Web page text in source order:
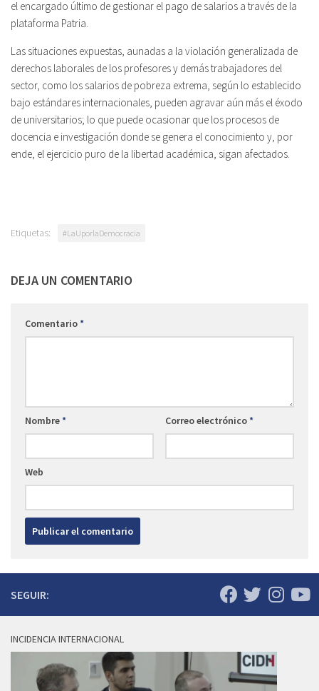
el encargado último de gestionar el pago de salarios a través de la
plataforma Patria.
Las situaciones expuestas, aunadas a la violación generalizada de
derechos laborales de los profesores y demás trabajadores del
sector, como los salarios de pobreza extrema, según lo establecido
bajo estándares internacionales, pueden agravar aún más el éxodo
de universitarios; lo que puede ocasionar que los procesos de
docencia e investigación donde se genera el conocimiento y, por
ende, el ejercicio puro de la libertad académica, sigan afectados.
Etiquetas: #LaUporlaDemocracia
DEJA UN COMENTARIO
Comentario*
Nombre* Correo electrónico*
Web
SEGUIR:
INCIDENCIA INTERNACIONAL